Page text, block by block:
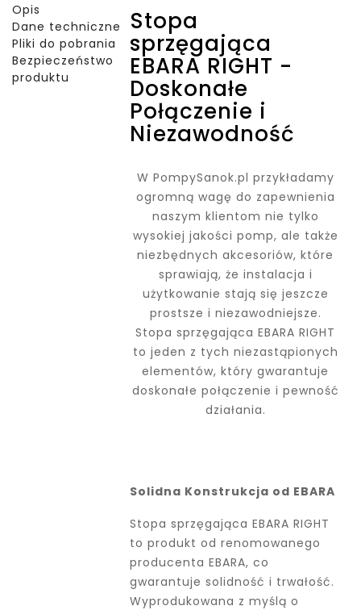
Opis
Dane techniczne
Pliki do pobrania
Bezpieczeństwo
produktu
Stopa
sprzęgająca
EBARA RIGHT -
Doskonałe
Połączenie i
Niezawodność
W PompySanok.pl przykładamy
ogromną wagę do zapewnienia
naszym klientom nie tylko
wysokiej jakości pomp, ale także
niezbędnych akcesoriów, które
sprawiają, że instalacja i
użytkowanie stają się jeszcze
prostsze i niezawodniejsze.
Stopa sprzęgająca EBARA RIGHT
to jeden z tych niezastąpionych
elementów, który gwarantuje
doskonałe połączenie i pewność
działania.
Solidna Konstrukcja od EBARA
Stopa sprzęgająca EBARA RIGHT
to produkt od renomowanego
producenta EBARA, co
gwarantuje solidność i trwałość.
Wyprodukowana z myślą o